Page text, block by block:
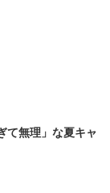
て無理」な夏キャ